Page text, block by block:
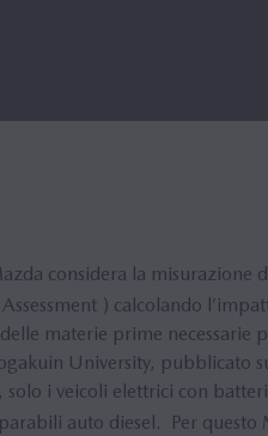
considera la misurazione
) calcolando
delle materie prime
University, pubblicato
solo i veicoli elettrici con
auto diesel. Per